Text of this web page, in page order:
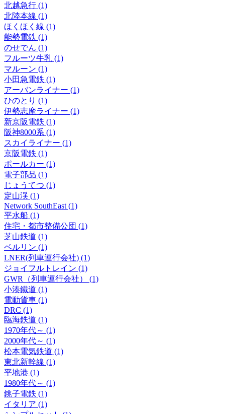
北越急行 (1)
北陸本線 (1)
ほくほく線 (1)
能勢電鉄 (1)
のせでん (1)
フルーツ牛乳 (1)
マルーン (1)
小田急電鉄 (1)
アーバンライナー (1)
ひのとり (1)
伊勢志摩ライナー (1)
新京阪電鉄 (1)
阪神8000系 (1)
スカイライナー (1)
京阪電鉄 (1)
ポールカー (1)
電子部品 (1)
じょうてつ (1)
定山渓 (1)
Network SouthEast (1)
平水船 (1)
住宅・都市整備公団 (1)
芝山鉄道 (1)
ベルリン (1)
LNER(列車運行会社) (1)
ジョイフルトレイン (1)
GWR（列車運行会社） (1)
小湊鐵道 (1)
電動貨車 (1)
DRC (1)
臨海鉄道 (1)
1970年代～ (1)
2000年代～ (1)
松本電気鉄道 (1)
東北新幹線 (1)
平地港 (1)
1980年代～ (1)
銚子電鉄 (1)
イタリア (1)